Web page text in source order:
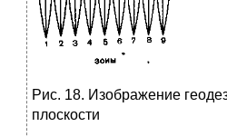
Рис. 18. Изображение
плоскости